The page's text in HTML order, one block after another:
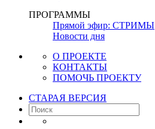
ПРОГРАММЫ
Прямой эфир: СТРИМЫ
Новости дня
О ПРОЕКТЕ
КОНТАКТЫ
ПОМОЧЬ ПРОЕКТУ
СТАРАЯ ВЕРСИЯ